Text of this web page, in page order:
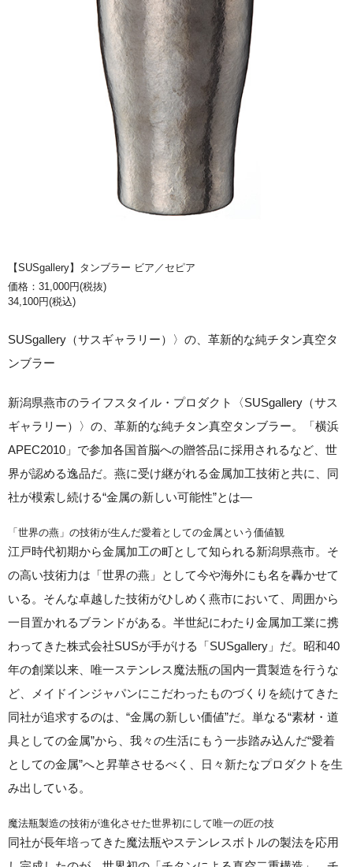
【SUSgallery】タンブラー ビア／セピア
価格：31,000円(税抜)
34,100円(税込)
SUSgallery（サスギャラリー）〉の、革新的な純チタン真空タ
ンブラー
新潟県燕市のライフスタイル・プロダクト〈SUSgallery（サス
ギャラリー）〉の、革新的な純チタン真空タンブラー。「横浜
APEC2010」で参加各国首脳への贈答品に採用されるなど、世
界が認める逸品だ。燕に受け継がれる金属加工技術と共に、同
社が模索し続ける“金属の新しい可能性”とは―
「世界の燕」の技術が生んだ愛着としての金属という価値観
江戸時代初期から金属加工の町として知られる新潟県燕市。そ
の高い技術力は「世界の燕」として今や海外にも名を轟かせて
いる。そんな卓越した技術がひしめく燕市において、周囲から
一目置かれるブランドがある。半世紀にわたり金属加工業に携
わってきた株式会社SUSが手がける「SUSgallery」だ。昭和40
年の創業以来、唯一ステンレス魔法瓶の国内一貫製造を行うな
ど、メイドインジャパンにこだわったものづくりを続けてきた
同社が追求するのは、“金属の新しい価値”だ。単なる“素材・道
具としての金属”から、我々の生活にもう一歩踏み込んだ“愛着
としての金属”へと昇華させるべく、日々新たなプロダクトを生
み出している。
魔法瓶製造の技術が進化させた世界初にして唯一の匠の技
同社が長年培ってきた魔法瓶やステンレスボトルの製法を応用